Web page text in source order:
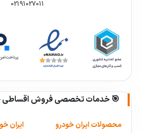
02191027011
🎯 خدمات تخصصی فروش اقساطی
محصولات ایران خودرو ایران